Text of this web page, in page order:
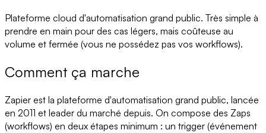
Plateforme cloud d'automatisation grand public. Très simple à
prendre en main pour des cas légers, mais coûteuse au
volume et fermée (vous ne possédez pas vos workflows).
Comment ça marche
Zapier est la plateforme d'automatisation grand public, lancée
en 2011 et leader du marché depuis. On compose des Zaps
(workflows) en deux étapes minimum : un trigger (événement